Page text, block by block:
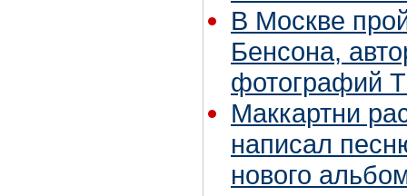
В Москве
Бенсона,
фотографий
Маккартни
написал
нового